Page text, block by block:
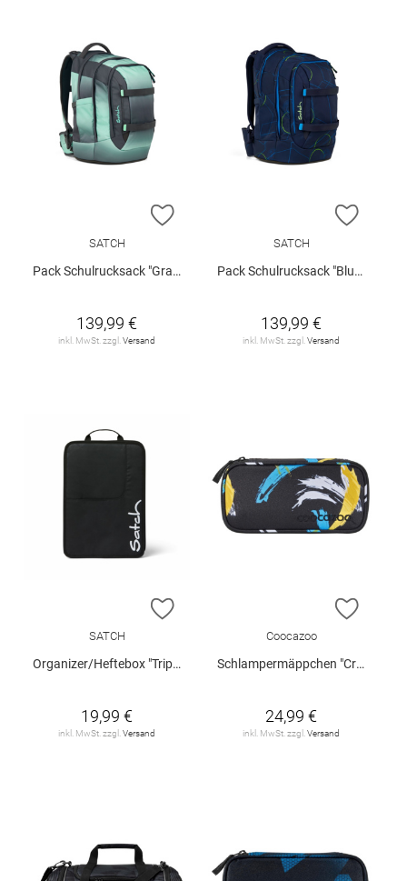
ZUR WUNSCHLISTE HINZUFÜGEN
SATCH
Pack Schulrucksack "Gradient Mint"
139,99 €
inkl. MwSt. zzgl. Versand
ZUR
SATCH
Pack Schulrucksack "Blue Tech"
139,99 €
inkl. MwSt. zzgl. Versand
ZUR WUNSCHLISTE HINZUFÜGEN
SATCH
Organizer/Heftebox "Triple Flex Schwarz"
19,99 €
inkl. MwSt. zzgl.Versand
ZUR
Coocazoo
Schlampermäppchen "Crazy Artnight"
24,99 €
inkl. MwSt. zzgl.Versand